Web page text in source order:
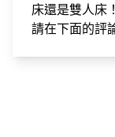
床還是雙人床
請在下面的評